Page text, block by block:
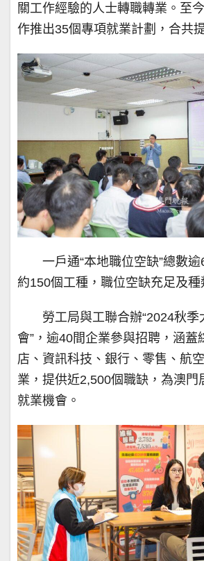
關工作經驗的人士轉職轉業。至
作推出35個專項就業計劃，合共
一戶通“本地職位空缺”總數
約150個工種，職位空缺充足及種
勞工局與工聯合辦“2024秋季
會”，逾40間企業參與招聘，涵蓋
店、資訊科技、銀行、零售、航
業，提供近2,500個職缺，為澳門
就業機會。